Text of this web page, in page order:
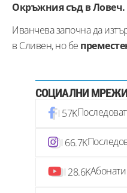
Окръжния съд в Ловеч.
Иванчева започна да
в Сливен, но бе
СОЦИАЛНИ МРЕЖИ
57K
66.7K
28.6KАбонати